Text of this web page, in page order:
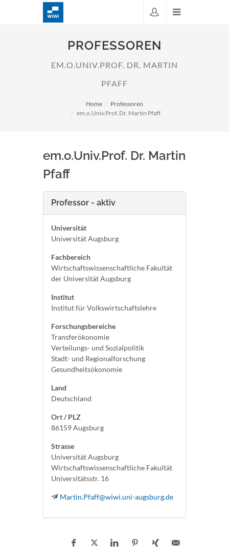
PROFESSOREN
EM.O.UNIV.PROF. DR. MARTIN
PFAFF
Home
Professoren
em.o.Univ.Prof. Dr. Martin Pfaff
em.o.Univ.Prof. Dr. Martin
Pfaff
Professor - aktiv
Universität
Universität Augsburg
Fachbereich
Wirtschaftswissenschaftliche Fakultät
der Universität Augsburg
Institut
Institut für Volkswirtschaftslehre
Forschungsbereiche
Transferökonomie
Verteilungs- und Sozialpolitik
Stadt- und Regionalforschung
Gesundheitsökonomie
Land
Deutschland
Ort / PLZ
86159 Augsburg
Strasse
Universität Augsburg
Wirtschaftswissenschaftliche Fakultät
Universitätsstr. 16
Martin.Pfaff@wiwi.uni-augsburg.de